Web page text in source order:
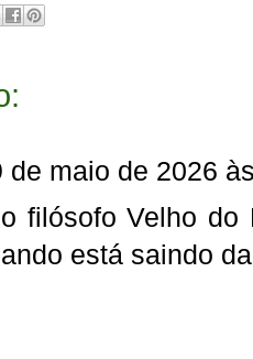
de maio de 2026
filósofo Velho do
está saindo